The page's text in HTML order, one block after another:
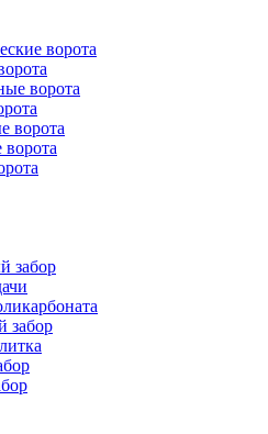
ворота
ворота
ворота
забор
забор